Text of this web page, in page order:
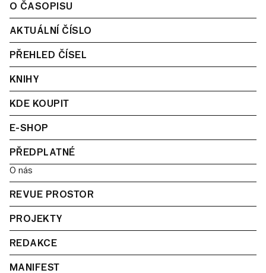
O ČASOPISU
AKTUÁLNÍ ČÍSLO
PŘEHLED ČÍSEL
KNIHY
KDE KOUPIT
E-SHOP
PŘEDPLATNÉ
O nás
REVUE PROSTOR
PROJEKTY
REDAKCE
MANIFEST